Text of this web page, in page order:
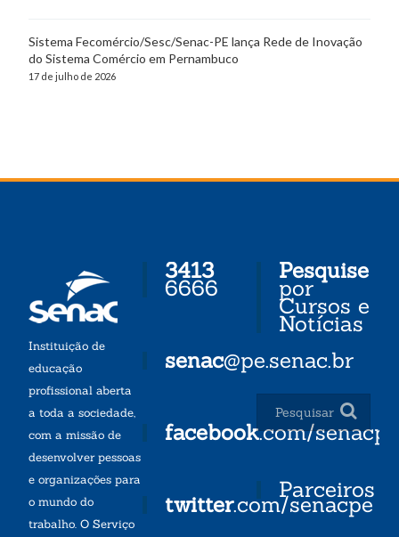
Sistema Fecomércio/Sesc/Senac-PE lança Rede de Inovação
do Sistema Comércio em Pernambuco
17 de julho de 2026
Instituição de
educação
profissional aberta
a toda a sociedade,
com a missão de
desenvolver pessoas
e organizações para
o mundo do
trabalho. O Serviço
3413
6666
senac@pe.senac.br
facebook.com/senacpe
twitter.com/senacpe
Pesquise
por
Cursos e
Notícias
Parceiros